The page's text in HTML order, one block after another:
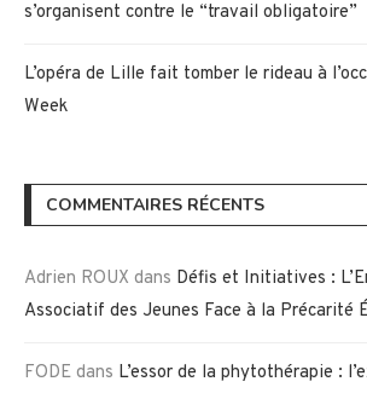
s’organisent contre le “travail obligatoire”
L’opéra de Lille fait tomber le rideau à
Week
COMMENTAIRES RÉCENTS
Adrien ROUX dans Défis et Initiatives :
Associatif des Jeunes Face à la Précarité
FODE dans L’essor de la phytothérapie :